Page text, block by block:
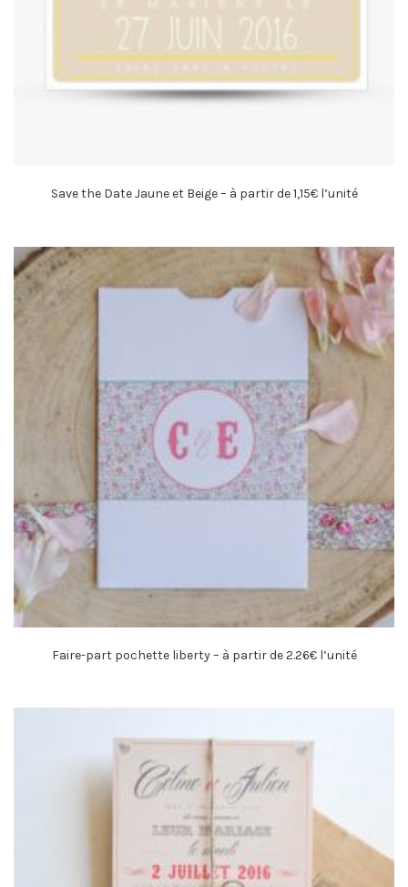
Save the Date Jaune et Beige – à partir de 1,15€ l’unité
Faire-part pochette liberty – à partir de 2.26€ l’unité